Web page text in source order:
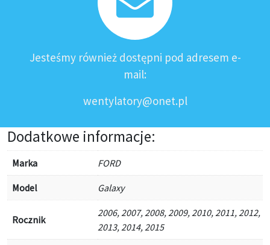
Jesteśmy również dostępni pod adresem e-
mail:
wentylatory@onet.pl
Dodatkowe informacje:
Marka FORD
Model Galaxy
Rocznik
2006, 2007, 2008, 2009, 2010, 2011, 2012,
2013, 2014, 2015